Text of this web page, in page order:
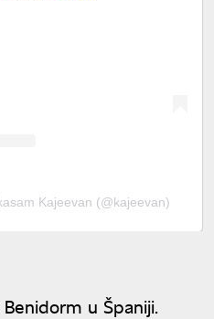
Kajeevan (@kajeevan)
u Španiji.